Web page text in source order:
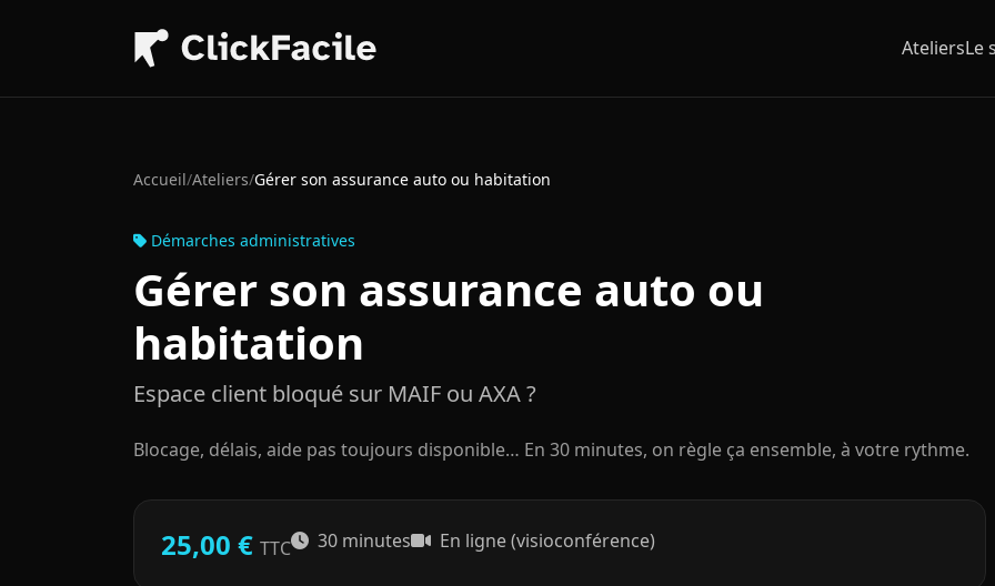
AteliersLe
Accueil/Ateliers/Gérer son assurance auto ou habitation
Démarches administratives
Gérer son assurance auto ou
habitation
Espace client bloqué sur MAIF ou AXA ?
Blocage, délais, aide pas toujours disponible… En 30 minutes, on règle ça ensemble, à votre rythme.
25,00 € TTC 30 minutes En ligne (visioconférence)